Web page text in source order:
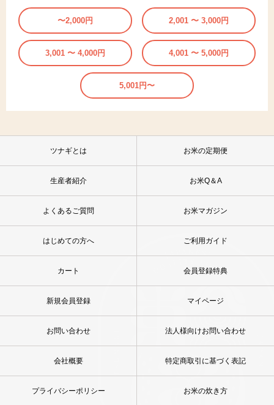
〜2,000円 2,001 〜 3,000円
3,001 〜 4,000円 4,001 〜 5,000円
5,001円〜
ツナギとは お米の定期便
生産者紹介 お米Q＆A
よくあるご質問 お米マガジン
はじめての方へ ご利用ガイド
カート 会員登録特典
新規会員登録 マイページ
お問い合わせ 法人様向けお問い合わせ
会社概要 特定商取引に基づく表記
プライバシーポリシー お米の炊き方